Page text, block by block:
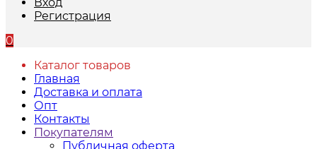
Регистрация
0
Каталог товаров
Главная
Доставка и оплата
Опт
Контакты
Покупателям
Публичная оферта